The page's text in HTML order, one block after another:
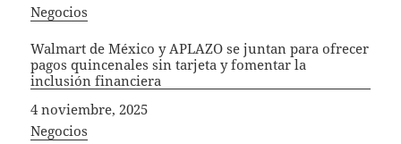
In relation to
Negocios
Walmart de México y APLAZO se juntan para ofrecer
pagos quincenales sin tarjeta y fomentar la
inclusión financiera
Fecha
4 noviembre, 2025
In relation to
Negocios